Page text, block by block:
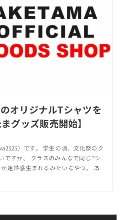
オリジナルTシャツを
グッズ販売開始】
）です。 学生の頃、文化祭のク
ですか。 クラスのみんなで同じTシ
連帯感生まれるみたいなやつ。 あ